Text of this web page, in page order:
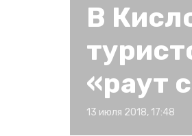
В
«раут
13 июля 2018, 17:48